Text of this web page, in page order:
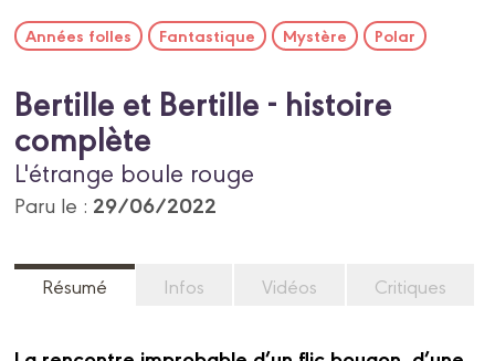
Années folles Fantastique Mystère Polar
Bertille et Bertille - histoire
complète
L'étrange boule rouge
Paru le : 29/06/2022
Résumé Infos Vidéos Critiques